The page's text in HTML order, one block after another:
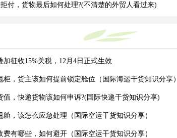
付，货物最后如何处理?(不清楚的外贸人看过来)
征收15%关税，12月4日正式生效
，货主该如何提前锁定舱位（国际海运干货知识分享）
值，快递货物该如何申诉?(国际快递干货知识分享)
舱，该怎么应急处理（国际空运干货知识分享）
费有哪些，如何避开（国际空运干货知识分享）